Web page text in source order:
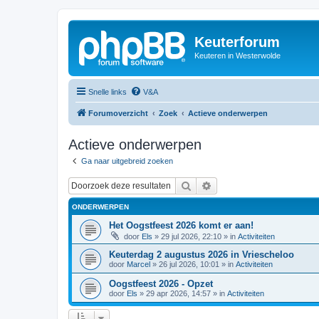
Keuterforum
Keuteren in Westerwolde
Snelle links V&A
Forumoverzicht Zoek Actieve onderwerpen
Actieve onderwerpen
Ga naar uitgebreid zoeken
Zoek
ONDERWERPEN
Het Oogstfeest 2026 komt er aan!
door Els » 29 jul 2026, 22:10 » in Activiteiten
Keuterdag 2 augustus 2026 in Vriescheloo
door Marcel » 26 jul 2026, 10:01 » in Activiteiten
Oogstfeest 2026 - Opzet
door Els » 29 apr 2026, 14:57 » in Activiteiten